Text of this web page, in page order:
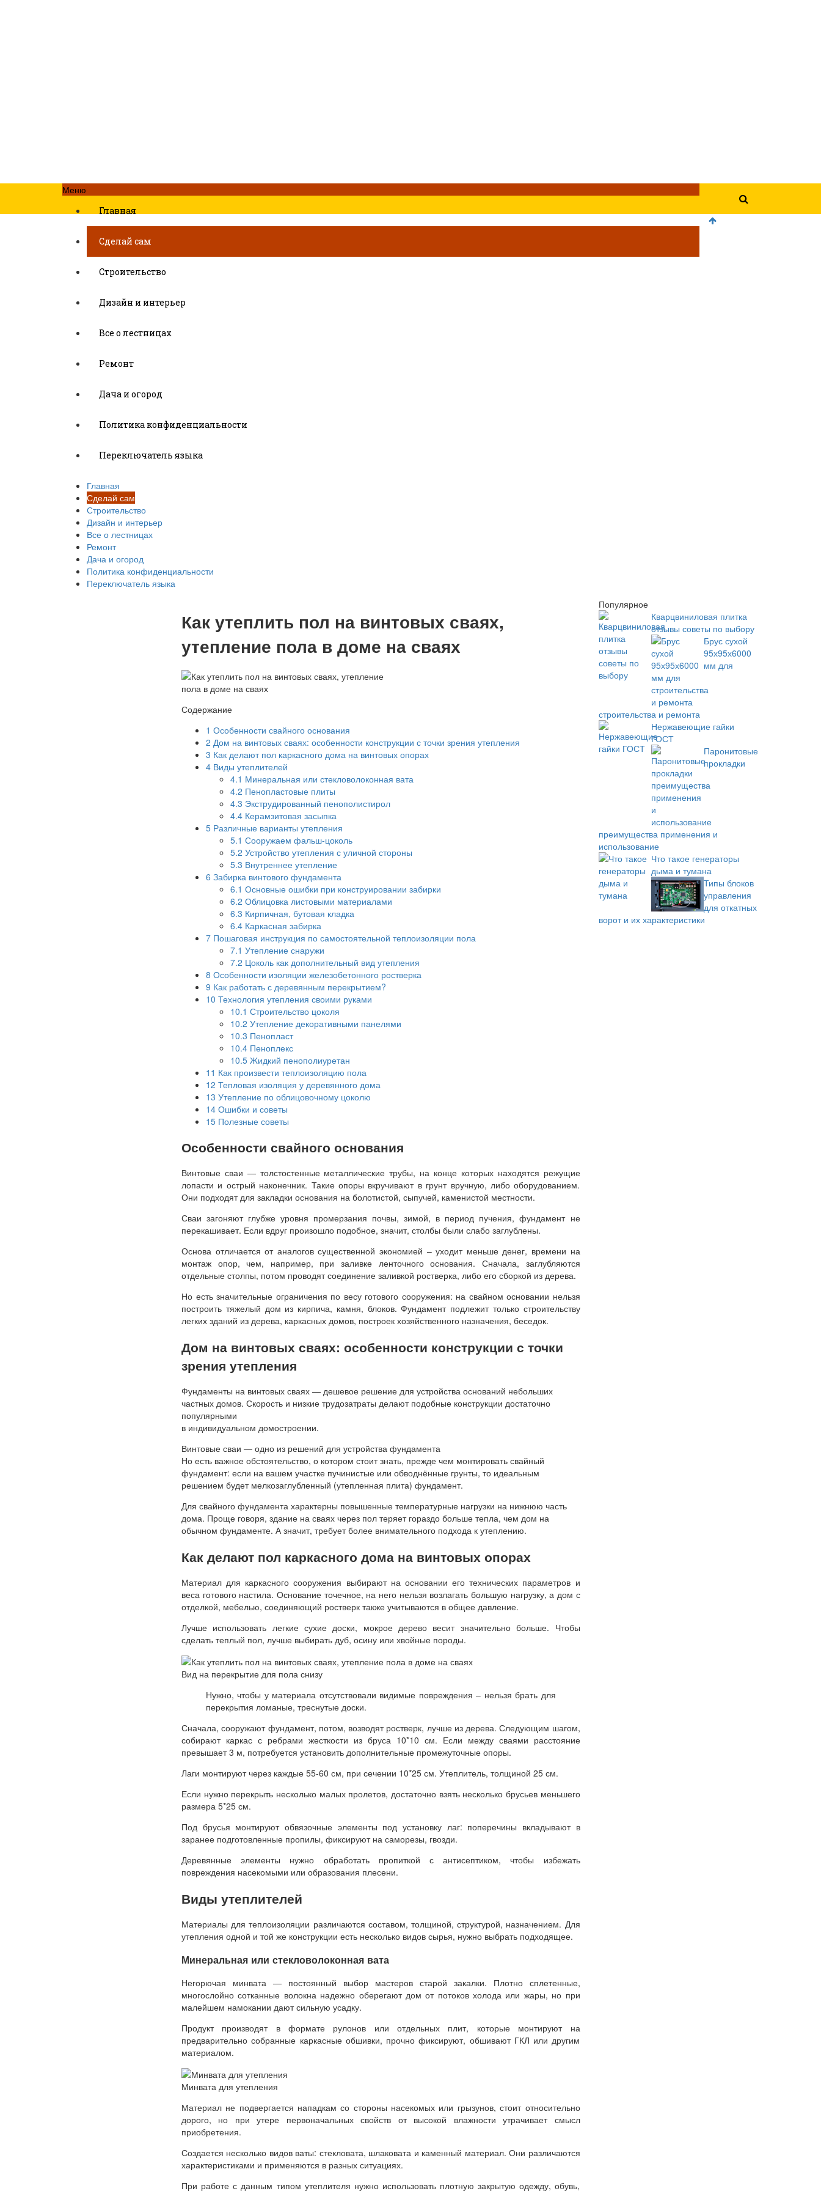
Меню
Главная
Сделай сам
Строительство
Дизайн и интерьер
Все о лестницах
Ремонт
Дача и огород
Политика конфиденциальности
Переключатель языка
Главная
Сделай сам
Строительство
Дизайн и интерьер
Все о лестницах
Ремонт
Дача и огород
Политика конфиденциальности
Переключатель языка
Как утеплить пол на винтовых сваях,
утепление пола в доме на сваях
Содержание
1 Особенности свайного основания
2 Дом на винтовых сваях: особенности конструкции с точки зрения утепления
3 Как делают пол каркасного дома на винтовых опорах
4 Виды утеплителей
4.1 Минеральная или стекловолоконная вата
4.2 Пенопластовые плиты
4.3 Экструдированный пенополистирол
4.4 Керамзитовая засыпка
5 Различные варианты утепления
5.1 Сооружаем фальш-цоколь
5.2 Устройство утепления с уличной стороны
5.3 Внутреннее утепление
6 Забирка винтового фундамента
6.1 Основные ошибки при конструировании забирки
6.2 Облицовка листовыми материалами
6.3 Кирпичная, бутовая кладка
6.4 Каркасная забирка
7 Пошаговая инструкция по самостоятельной теплоизоляции пола
7.1 Утепление снаружи
7.2 Цоколь как дополнительный вид утепления
8 Особенности изоляции железобетонного ростверка
9 Как работать с деревянным перекрытием?
10 Технология утепления своими руками
10.1 Строительство цоколя
10.2 Утепление декоративными панелями
10.3 Пенопласт
10.4 Пеноплекс
10.5 Жидкий пенополиуретан
11 Как произвести теплоизоляцию пола
12 Тепловая изоляция у деревянного дома
13 Утепление по облицовочному цоколю
14 Ошибки и советы
15 Полезные советы
Особенности свайного основания
Винтовые сваи — толстостенные металлические трубы, на конце которых находятся режущие
лопасти и острый наконечник. Такие опоры вкручивают в грунт вручную, либо оборудованием.
Они подходят для закладки основания на болотистой, сыпучей, каменистой местности.
Сваи загоняют глубже уровня промерзания почвы, зимой, в период пучения, фундамент не
перекашивает. Если вдруг произошло подобное, значит, столбы были слабо заглублены.
Основа отличается от аналогов существенной экономией – уходит меньше денег, времени на
монтаж опор, чем, например, при заливке ленточного основания. Сначала, заглубляются
отдельные столпы, потом проводят соединение заливкой ростверка, либо его сборкой из дерева.
Но есть значительные ограничения по весу готового сооружения: на свайном основании нельзя
построить тяжелый дом из кирпича, камня, блоков. Фундамент подлежит только строительству
легких зданий из дерева, каркасных домов, построек хозяйственного назначения, беседок.
Дом на винтовых сваях: особенности конструкции с точки
зрения утепления
Фундаменты на винтовых сваях — дешевое решение для устройства оснований небольших
частных домов. Скорость и низкие трудозатраты делают подобные конструкции достаточно
популярными
в индивидуальном домостроении.
Винтовые сваи — одно из решений для устройства фундамента
Но есть важное обстоятельство, о котором стоит знать, прежде чем монтировать свайный
фундамент: если на вашем участке пучинистые или обводнённые грунты, то идеальным
решением будет мелкозаглубленный (утепленная плита) фундамент.
Для свайного фундамента характерны повышенные температурные нагрузки на нижнюю часть
дома. Проще говоря, здание на сваях через пол теряет гораздо больше тепла, чем дом на
обычном фундаменте. А значит, требует более внимательного подхода к утеплению.
Как делают пол каркасного дома на винтовых опорах
Материал для каркасного сооружения выбирают на основании его технических параметров и
веса готового настила. Основание точечное, на него нельзя возлагать большую нагрузку, а дом с
отделкой, мебелью, соединяющий ростверк также учитываются в общее давление.
Лучше использовать легкие сухие доски, мокрое дерево весит значительно больше. Чтобы
сделать теплый пол, лучше выбирать дуб, осину или хвойные породы.
Вид на перекрытие для пола снизу
Нужно, чтобы у материала отсутствовали видимые повреждения – нельзя брать для
перекрытия ломаные, треснутые доски.
Сначала, сооружают фундамент, потом, возводят ростверк, лучше из дерева. Следующим шагом,
собирают каркас с ребрами жесткости из бруса 10*10 см. Если между сваями расстояние
превышает 3 м, потребуется установить дополнительные промежуточные опоры.
Лаги монтируют через каждые 55-60 см, при сечении 10*25 см. Утеплитель, толщиной 25 см.
Если нужно перекрыть несколько малых пролетов, достаточно взять несколько брусьев меньшего
размера 5*25 см.
Под брусья монтируют обвязочные элементы под установку лаг: поперечины вкладывают в
заранее подготовленные пропилы, фиксируют на саморезы, гвозди.
Деревянные элементы нужно обработать пропиткой с антисептиком, чтобы избежать
повреждения насекомыми или образования плесени.
Виды утеплителей
Материалы для теплоизоляции различаются составом, толщиной, структурой, назначением. Для
утепления одной и той же конструкции есть несколько видов сырья, нужно выбрать подходящее.
Минеральная или стекловолоконная вата
Негорючая минвата — постоянный выбор мастеров старой закалки. Плотно сплетенные,
многослойно сотканные волокна надежно оберегают дом от потоков холода или жары, но при
малейшем намокании дают сильную усадку.
Продукт производят в формате рулонов или отдельных плит, которые монтируют на
предварительно собранные каркасные обшивки, прочно фиксируют, обшивают ГКЛ или другим
материалом.
Минвата для утепления
Материал не подвергается нападкам со стороны насекомых или грызунов, стоит относительно
дорого, но при утере первоначальных свойств от высокой влажности утрачивает смысл
приобретения.
Создается несколько видов ваты: стекловата, шлаковата и каменный материал. Они различаются
характеристиками и применяются в разных ситуациях.
При работе с данным типом утеплителя нужно использовать плотную закрытую одежду, обувь,
Популярное
Кварцвиниловая плитка
отзывы советы по выбору
Брус сухой
95х95х6000
мм для
строительства и ремонта
Нержавеющие гайки
ГОСТ
Паронитовые
прокладки
преимущества применения и
использование
Что такое генераторы
дыма и тумана
Типы блоков
управления
для откатных
ворот и их характеристики